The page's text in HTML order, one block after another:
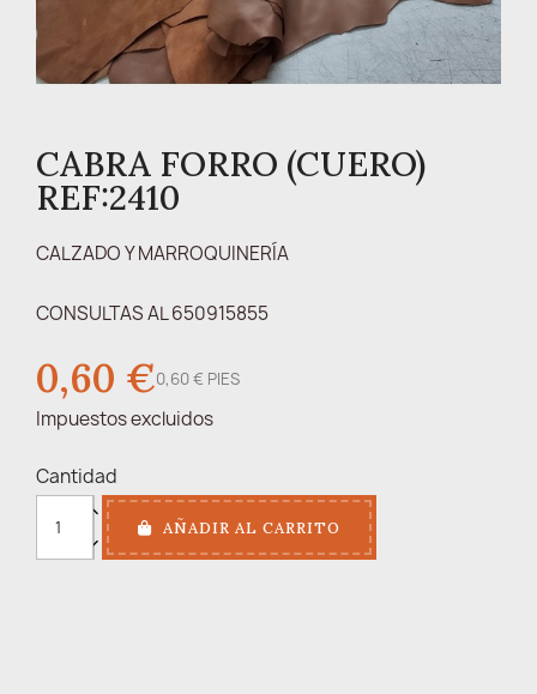
CABRA FORRO (CUERO)
REF:2410
CALZADO Y MARROQUINERÍA
CONSULTAS AL 650915855
0,60 €0,60 € PIES
Impuestos excluidos
Cantidad
AÑADIR AL CARRITO